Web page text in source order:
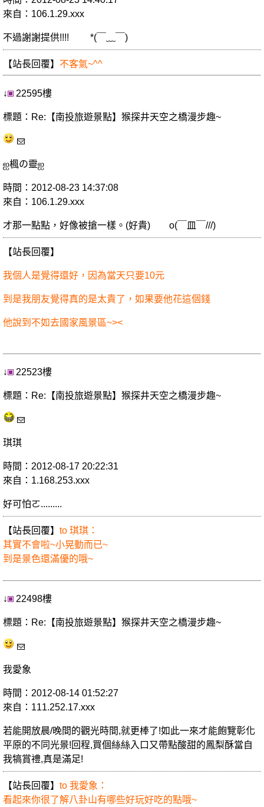
來自：106.1.29.xxx
不過謝謝提供!!!! *(￣﹏￣)
【站長回覆】 不客氣~^^
↓ 22595樓
標題：Re:【南投旅遊景點】猴探井天空之橋漫步趣~
ஐ楓の靈ஐ
時間：2012-08-23 14:37:08
來自：106.1.29.xxx
才那一點點，好像被搶一樣。(好貴) o(￣皿￣///)
【站長回覆】
我個人是覺得還好，因為當天只要10元
到是我朋友覺得真的是太貴了，如果要他花這個錢
他說到不如去國家風景區~><
↓ 22523樓
標題：Re:【南投旅遊景點】猴探井天空之橋漫步趣~
琪琪
時間：2012-08-17 20:22:31
來自：1.168.253.xxx
好可怕ㄛ.........
【站長回覆】 to 琪琪：
其實不會啦~小晃動而已~
到是景色還滿優的哦~
↓ 22498樓
標題：Re:【南投旅遊景點】猴探井天空之橋漫步趣~
我愛象
時間：2012-08-14 01:52:27
來自：111.252.17.xxx
若能開放晨/晚間的觀光時間,就更棒了!如此一來才能飽覽彰化
平原的不同光景!回程,買個絲絲入口又帶點酸甜的鳳梨酥當自
我犒賞禮,真是滿足!
【站長回覆】 to 我愛象：
看起來你很了解八卦山有哪些好玩好吃的點哦~